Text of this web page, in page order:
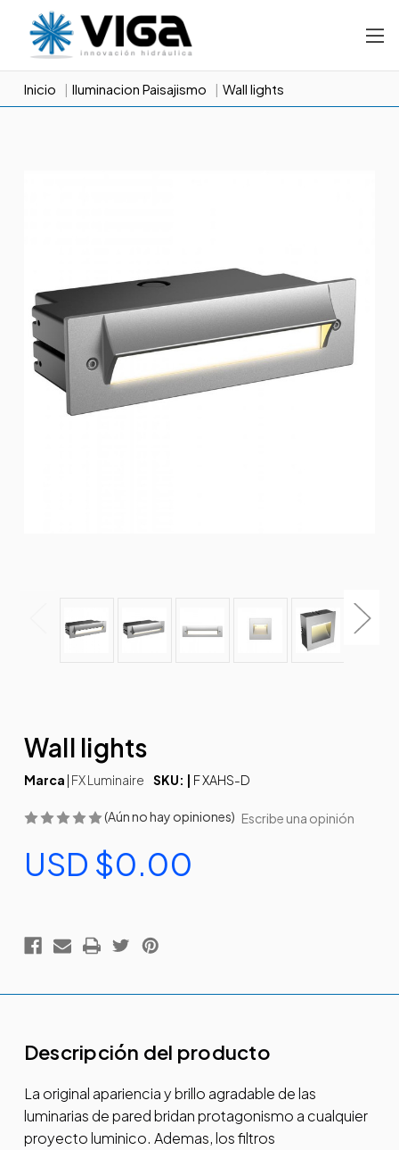
Inicio Iluminacion Paisajismo Wall lights
Wall lights
Marca | FX Luminaire SKU: | F XAHS-D
(Aún no hay opiniones) Escribe una opinión
USD $0.00
Descripción del producto
La original apariencia y brillo agradable de las
luminarias de pared bridan protagonismo a cualquier
proyecto luminico. Ademas, los filtros